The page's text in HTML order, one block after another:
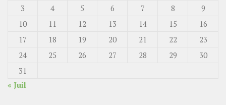
3
4 5 6 7 8
9
10
11 12 13 14 15
16
17
18 19 20 21 22
23
24
25 26 27 28 29
30
31
« Juil